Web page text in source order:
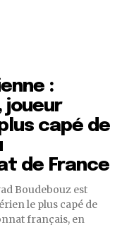
:
joueur
capé de
de France
Boudebouz est
le plus capé de
français, en